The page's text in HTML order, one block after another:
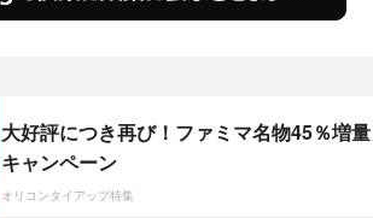
大好評につき再び！ファミマ名物45％増量
キャンペーン
オリコンタイアップ特集